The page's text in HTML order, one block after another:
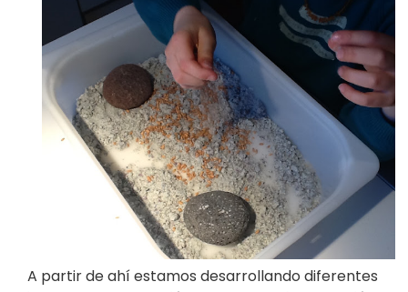
A partir de ahí estamos desarrollando diferentes